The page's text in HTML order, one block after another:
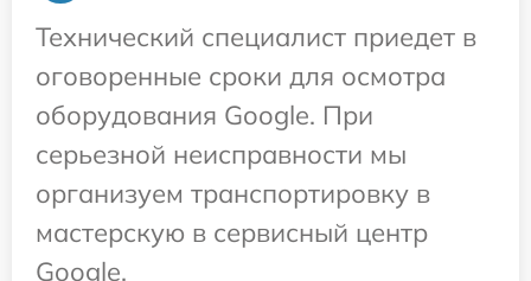
Технический специалист приедет в
оговоренные сроки для осмотра
оборудования Google. При
серьезной неисправности мы
организуем транспортировку в
мастерскую в сервисный центр
Google.